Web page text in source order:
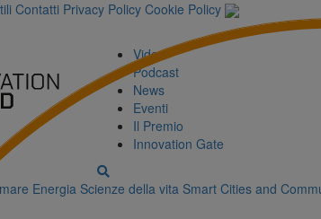
Contatti Privacy Policy Cookie Policy
Video
Podcast
News
Eventi
Il Premio
Innovation Gate
Energia Scienze della vita Smart Cities and